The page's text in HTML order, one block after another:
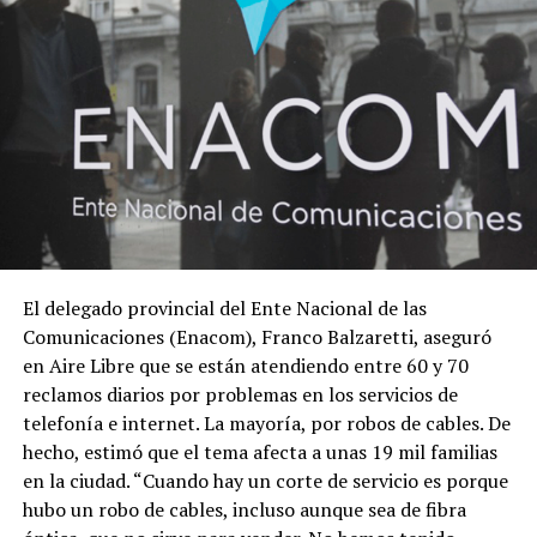
movimiento obrero y popular de la región”, remarcó
Ghioldi durante su discurso.
TRANSMISION ESPECIAL 20 AÑOS DE LA TOMA
El delegado provincial del Ente Nacional de las
Comunicaciones (Enacom), Franco Balzaretti, aseguró
en Aire Libre que se están atendiendo entre 60 y 70
reclamos diarios por problemas en los servicios de
telefonía e internet. La mayoría, por robos de cables. De
hecho, estimó que el tema afecta a unas 19 mil familias
en la ciudad. “Cuando hay un corte de servicio es porque
hubo un robo de cables, incluso aunque sea de fibra